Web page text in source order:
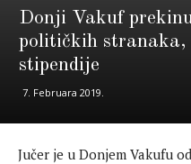
Donji Vakuf
političkih stranaka,
stipendije
7. Februara 2019.
Jučer je u Donjem Vakufu